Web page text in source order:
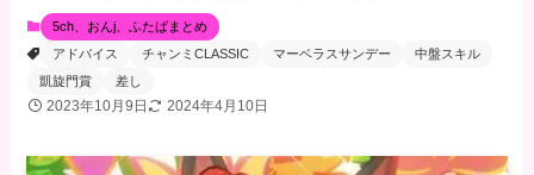
5ch、おんj、ふたばまとめ
アドバイス
チャンミCLASSIC マーベラスサンデー
中盤スキル
凱旋門賞
差し
2023年10月9日 2024年4月10日